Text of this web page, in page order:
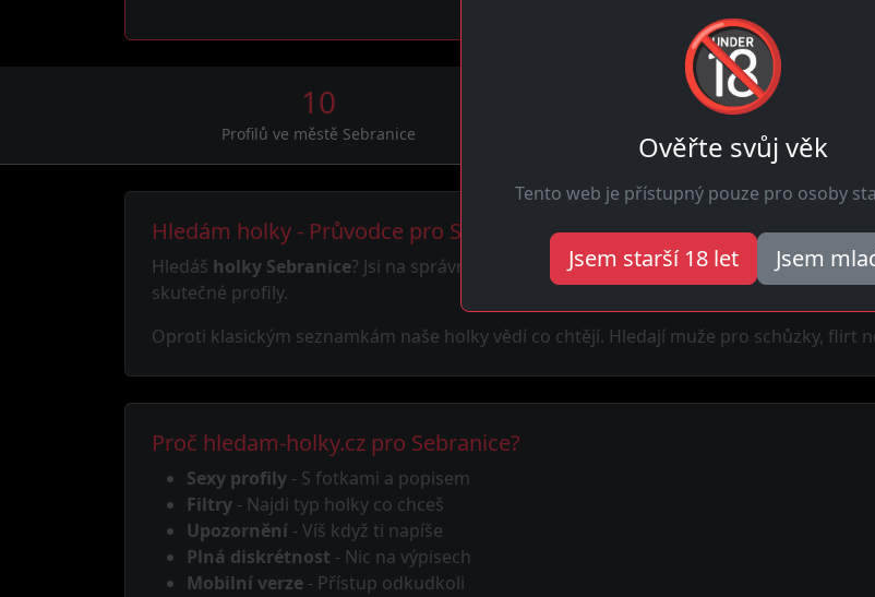
10
Profilů ve městě Sebranice
4
Online
Hledám holky - Průvodce pro Sebranice
Hledáš holky Sebranice? Jsi na správném místě. Hledam-holky.cz ti nabízí sexy ženy
skutečné profily.
Oproti klasickým seznamkám naše holky vědí co chtějí. Hledají muže pro schůzky, flirt
Proč hledam-holky.cz pro Sebranice?
Sexy profily - S fotkami a popisem
Filtry - Najdi typ holky co chceš
Upozornění - Víš když ti napíše
Plná diskrétnost - Nic na výpisech
Mobilní verze - Přístup odkudkoli
🔞
Ověřte svůj věk
Tento web je přístupný pouze pro osoby
Jsem starší 18 let Jsem